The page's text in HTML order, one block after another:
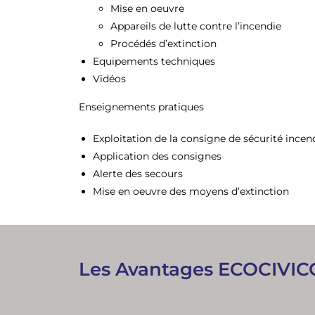
Mise en oeuvre
Appareils de lutte contre l’incendie
Procédés d’extinction
Equipements techniques
Vidéos
Enseignements pratiques
Exploitation de la consigne de sécurité
Application des consignes
Alerte des secours
Mise en oeuvre des moyens d’extinction
Les Avantages